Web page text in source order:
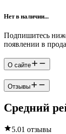
Нет в наличии...
Подпишитесь
появлении в
О сайте
Отзывы
Средний
5.01 отзывы